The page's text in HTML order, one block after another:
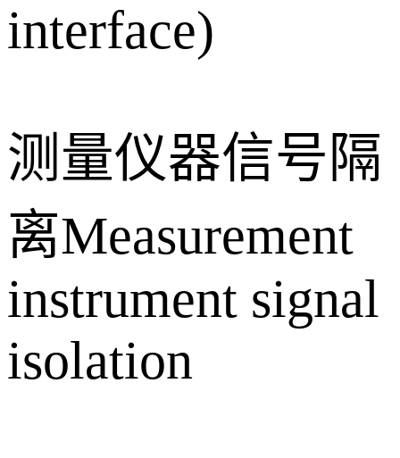
interface)
测量仪器信号隔
离Measurement
instrument signal
isolation